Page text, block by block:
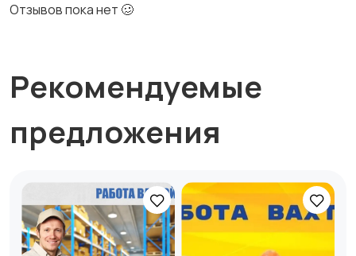
Отзывов пока нет 🥴
Рекомендуемые
предложения